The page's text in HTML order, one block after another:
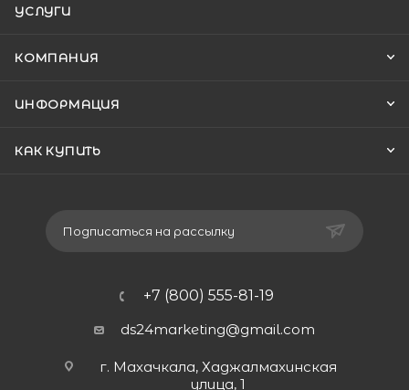
УСЛУГИ
КОМПАНИЯ
ИНФОРМАЦИЯ
КАК КУПИТЬ
Подписаться на рассылку
+7 (800) 555-81-19
ds24marketing@gmail.com
г. Махачкала, Хаджалмахинская
улица, 1